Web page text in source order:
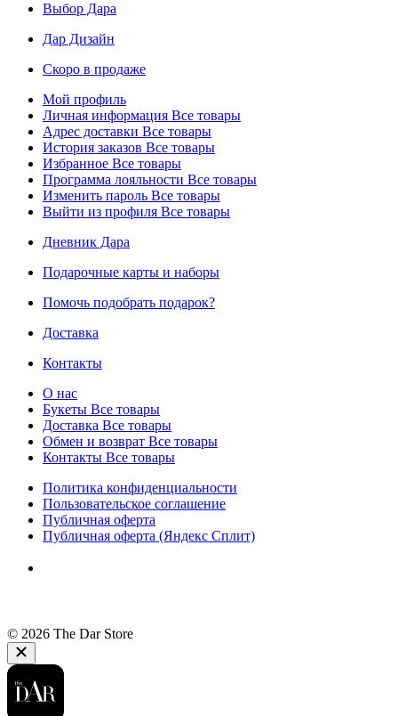
Выбор Дара
Дар Дизайн
Скоро в продаже
Мой профиль
Личная информация Все товары
Адрес доставки Все товары
История заказов Все товары
Избранное Все товары
Программа лояльности Все товары
Изменить пароль Все товары
Выйти из профиля Все товары
Дневник Дара
Подарочные карты и наборы
Помочь подобрать подарок?
Доставка
Контакты
О нас
Букеты Все товары
Доставка Все товары
Обмен и возврат Все товары
Контакты Все товары
Политика конфиденциальности
Пользовательское соглашение
Публичная оферта
Публичная оферта (Яндекс Сплит)
© 2026 The Dar Store